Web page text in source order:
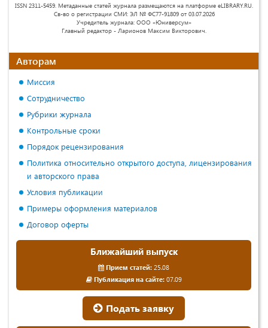
ISSN 2311-5459. Метаданные статей журнала размещаются на платформе eLIBRARY.RU.
Св-во о регистрации СМИ: ЭЛ № ФС77-91809 от 03.07.2026
Учредитель журнала: ООО «Юниверсум»
Главный редактор - Ларионов Максим Викторович.
Авторам
Миссия
Сотрудничество
Рубрики журнала
Контрольные сроки
Порядок рецензирования
Политика относительно открытого доступа, лицензирования
и авторского права
Условия публикации
Примеры оформления материалов
Договор оферты
Ближайший выпуск
Прием статей: 25.08
Публикация на сайте:07.09
Подать заявку